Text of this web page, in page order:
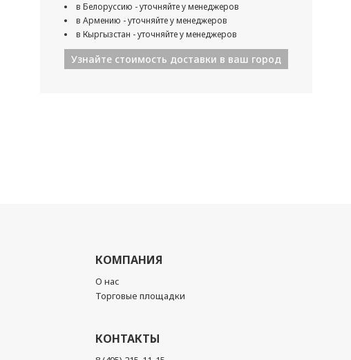
в Белоруссию - уточняйте у менеджеров
в Армению - уточняйте у менеджеров
в Кыргызстан - уточняйте у менеджеров
Узнайте стоимость доставки в ваш город
КОМПАНИЯ
О нас
Торговые площадки
КОНТАКТЫ